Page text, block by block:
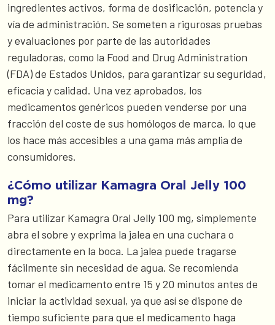
ingredientes activos, forma de dosificación, potencia y
vía de administración. Se someten a rigurosas pruebas
y evaluaciones por parte de las autoridades
reguladoras, como la Food and Drug Administration
(FDA) de Estados Unidos, para garantizar su seguridad,
eficacia y calidad. Una vez aprobados, los
medicamentos genéricos pueden venderse por una
fracción del coste de sus homólogos de marca, lo que
los hace más accesibles a una gama más amplia de
consumidores.
¿Cómo utilizar Kamagra Oral Jelly 100
mg?
Para utilizar Kamagra Oral Jelly 100 mg, simplemente
abra el sobre y exprima la jalea en una cuchara o
directamente en la boca. La jalea puede tragarse
fácilmente sin necesidad de agua. Se recomienda
tomar el medicamento entre 15 y 20 minutos antes de
iniciar la actividad sexual, ya que así se dispone de
tiempo suficiente para que el medicamento haga